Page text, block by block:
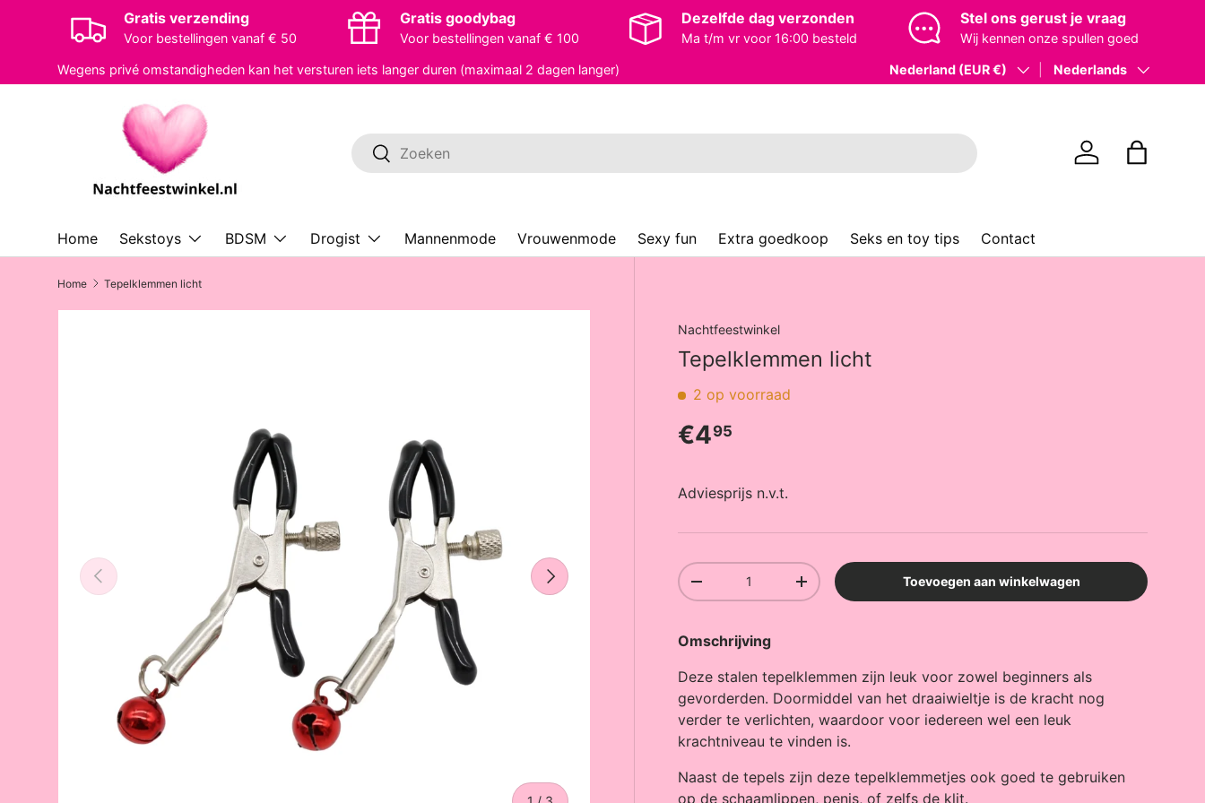
Ga naar inhoud
Gratis verzending
Voor bestellingen vanaf € 50
Gratis goodybag
Voor bestellingen vanaf € 100
Dezelfde dag verzonden
Ma t/m vr voor 16:00 besteld
Stel ons gerust je vraag
Wij kennen onze spullen goed
Wegens privé omstandigheden kan het versturen iets langer duren (maximaal 2 dagen langer) Land/Regio
Nederland (EUR €) Taal Nederlands
Zoeken
Zoeken
InloggenTas
Home Sekstoys BDSM Drogist Mannenmode Vrouwenmode Sexy fun Extra goedkoop Seks en toy tips Contact
Home Tepelklemmen licht
Vorige Volgende
Nachtfeestwinkel
Tepelklemmen licht
2 op voorraad
Reguliere prijs
€495
Adviesprijs n.v.t.
Aantal
Verlaag de hoeveelheidVerhoog de hoeveelheidToevoegen aan winkelwagen
Omschrijving
Deze stalen tepelklemmen zijn leuk voor zowel beginners als
gevorderden. Doormiddel van het draaiwieltje is de kracht nog
verder te verlichten, waardoor voor iedereen wel een leuk
krachtniveau te vinden is.
Naast de tepels zijn deze tepelklemmetjes ook goed te gebruiken
op de schaamlippen, penis, of zelfs de klit.